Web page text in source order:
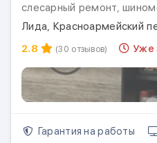
слесарный ремонт,
Лида, Красноармейский
2.8
(30 отзывов) Уже
Гарантия на работы